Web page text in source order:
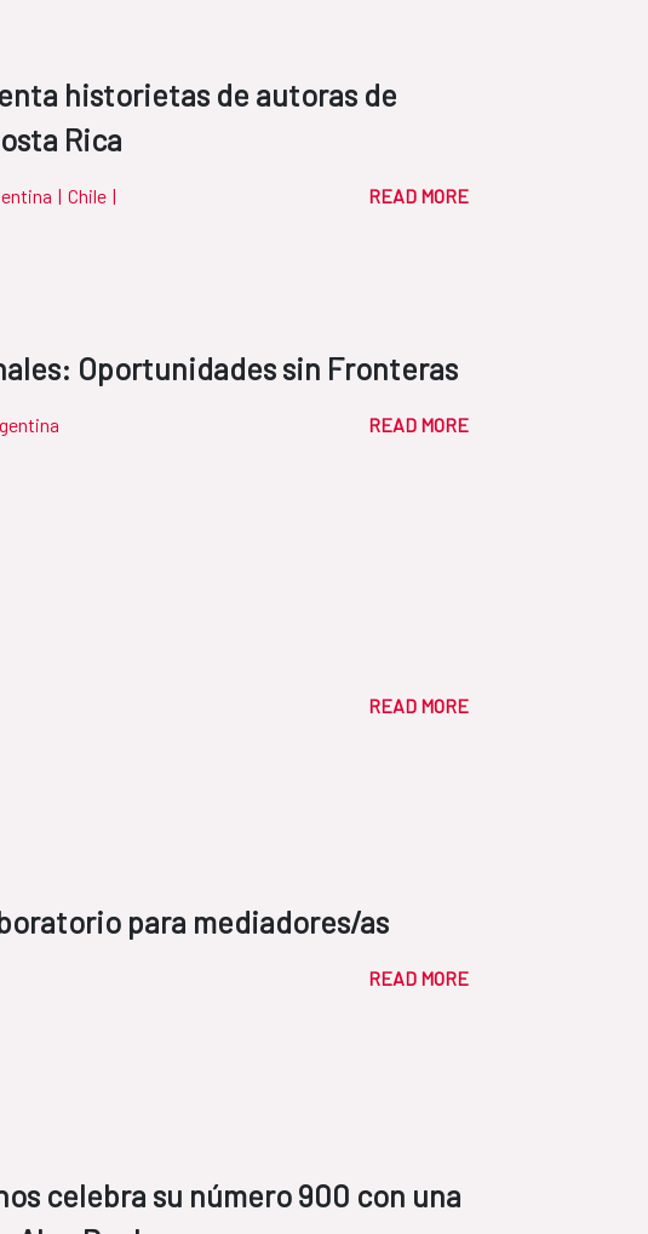
historietas de autoras de
Rica
| Chile |
READ MORE
Oportunidades sin Fronteras
READ MORE
READ MORE
para mediadores/as
READ MORE
celebra su número 900 con una